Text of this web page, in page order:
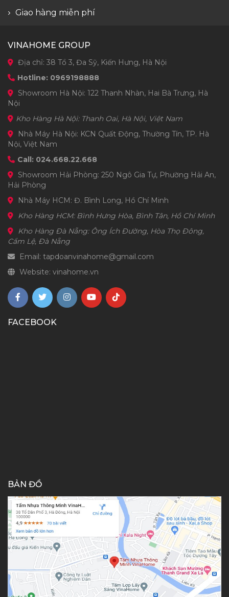
Giao hàng miễn phí
VINAHOME GROUP
Địa chỉ: 38 Tổ 3, Đa Sỹ, Kiến Hưng, Hà Nội
Hotline: 0969198888
Showroom Hà Nội: 122 Thanh Nhàn, Hai Bà Trưng, Hà
Nội
Kho Hàng Hà Nội: Thanh Oai, Hà Nội, Việt Nam
Nhà Máy Hà Nội: KCN Quất Động, Thường Tín, TP. Hà
Nội, Việt Nam
Call: 024.668.22.668
Showroom Hải Phòng: 250 Ngô Gia Tự, Phường Hải An,
Hải Phòng
Nhà Máy HCM: Đ. Bình Long, Hồ Chí Minh
Kho Hàng HCM: Bình Hưng Hòa, Bình Tân, Hồ Chí Minh
Kho Hàng Đà Nẵng: Ông Ích Đường, Hòa Thọ Đông,
Cẩm Lệ, Đà Nẵng
Email: tapdoanvinahome@gmail.com
Website: vinahome.vn
FACEBOOK
BẢN ĐỒ